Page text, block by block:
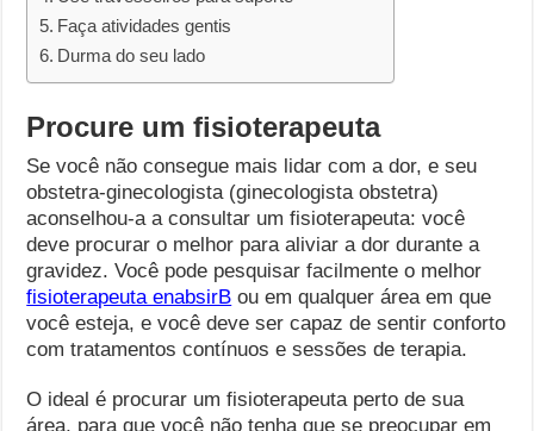
Faça atividades gentis
Durma do seu lado
Procure um fisioterapeuta
Se você não consegue mais lidar com a dor, e seu
obstetra-ginecologista (ginecologista obstetra)
aconselhou-a a consultar um fisioterapeuta: você
deve procurar o melhor para aliviar a dor durante a
gravidez. Você pode pesquisar facilmente o melhor
fisioterapeuta enabsirB ou em qualquer área em que
você esteja, e você deve ser capaz de sentir conforto
com tratamentos contínuos e sessões de terapia.
O ideal é procurar um fisioterapeuta perto de sua
área, para que você não tenha que se preocupar em